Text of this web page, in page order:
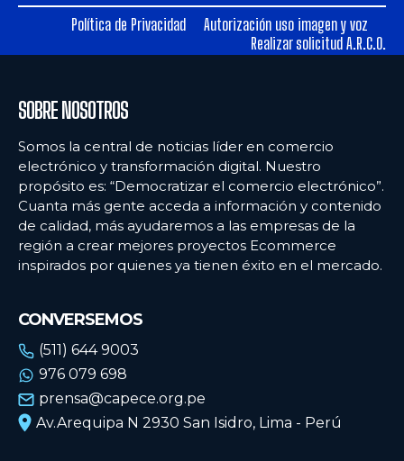
Política de Privacidad
Autorización uso imagen y voz
Realizar solicitud A.R.C.O.
SOBRE NOSOTROS
Somos la central de noticias líder en comercio
electrónico y transformación digital. Nuestro
propósito es: “Democratizar el comercio electrónico”.
Cuanta más gente acceda a información y contenido
de calidad, más ayudaremos a las empresas de la
región a crear mejores proyectos Ecommerce
inspirados por quienes ya tienen éxito en el mercado.
CONVERSEMOS
(511) 644 9003
976 079 698
prensa@capece.org.pe
Av.Arequipa N 2930 San Isidro, Lima - Perú